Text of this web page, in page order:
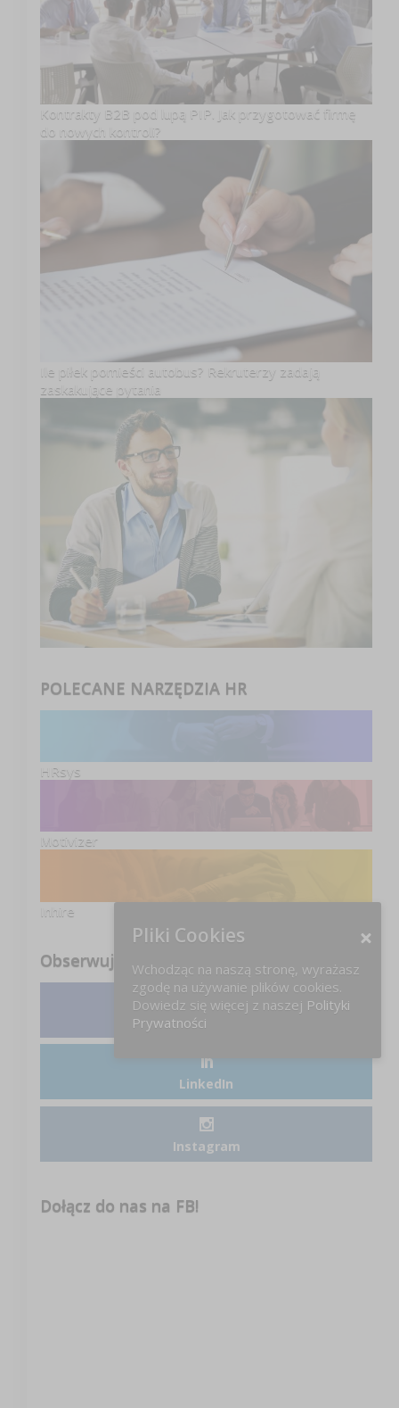
Kontrakty B2B pod lupą PIP. Jak przygotować firmę
do nowych kontroli?
Ile piłek pomieści autobus? Rekruterzy zadają
zaskakujące pytania
POLECANE NARZĘDZIA HR
HRsys
Motivizer
Inhire
Obserwuj nas
Facebook
LinkedIn
Instagram
Dołącz do nas na FB!
Pliki Cookies
Wchodząc na naszą stronę, wyrażasz
zgodę na używanie plików cookies.
Dowiedz się więcej z naszej Polityki
Prywatności